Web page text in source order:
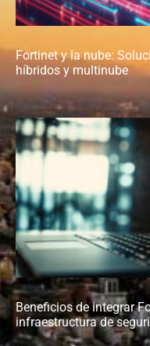
Fortinet y la nube:
híbridos y multinube
Beneficios de integrar
infraestructura de